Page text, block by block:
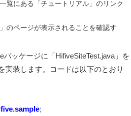
覧にある「チュートリアル」のリンク
のページが表示されることを確認す
パッケージに「HifiveSiteTest.java」を
実装します。コードは以下のとおり
;